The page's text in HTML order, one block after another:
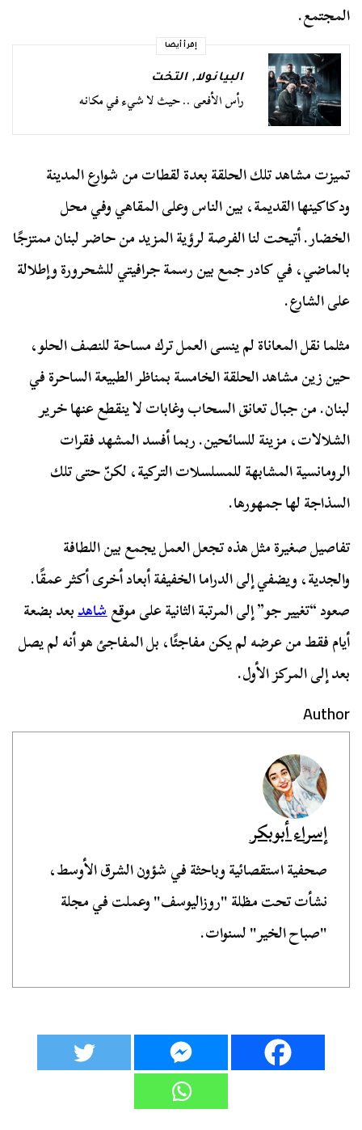
المجتمع.
إقرأ أيضا
البيانولا,التخت
رأس الأفعى .. حيث لا شيء في مكانه
تميزت مشاهد تلك الحلقة بعدة لقطات من شوارع المدينة
ودكاكينها القديمة، بين الناس وعلى المقاهي وفي محل
الخضار. أتيحت لنا الفرصة لرؤية المزيد من حاضر لبنان ممتزجًا
بالماضي، في كادر جمع بين رسمة جرافيتي للشحرورة وإطلالة
على الشارع.
مثلما نقل المعاناة لم ينسى العمل ترك مساحة للنصف الحلو،
حين زين مشاهد الحلقة الخامسة بمناظر الطبيعة الساحرة في
لبنان. من جبال تعانق السحاب وغابات لا ينقطع عنها خرير
الشلالات، مزينة للسائحين. ربما أفسد المشهد فقرات
الرومانسية المشابهة للمسلسلات التركية، لكنّ حتى تلك
السذاجة لها جمهورها.
تفاصيل صغيرة مثل هذه تجعل العمل يجمع بين اللطافة
والجدية، ويضفي إلى الدراما الخفيفة أبعاد أخرى أكثر عمقًا.
صعود “تغيير جو” إلى المرتبة الثانية على موقعشاهدبعد بضعة
أيام فقط من عرضه لم يكن مفاجئًا، بل المفاجئ هو أنه لم يصل
بعد إلى المركز الأول.
Author
إسراء أبوبكر
صحفية استقصائية وباحثة في شؤون الشرق الأوسط،
نشأت تحت مظلة "روزاليوسف" وعملت في مجلة
"صباح الخير" لسنوات.